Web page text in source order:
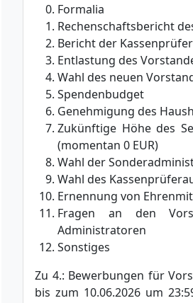
Formalia
Rechenschaftsbericht
Bericht der Kassenprüfer
Entlastung des
Wahl des neuen
Spendenbudget
Genehmigung des
Zukünftige Höhe des
(momentan 0 EUR)
Wahl der
Wahl des
Ernennung von
Fragen an den
Administratoren
Sonstiges
Zu 4.: Bewerbungen für
bis zum 10.06.2026 um